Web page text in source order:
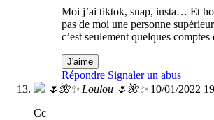
Moi j’ai tiktok, snap, insta… Et
pas de moi une personne
c’est seulement quelques comptes
J'aime
Répondre Signaler un abus
🌷🌺✨ Loulou 🌷🌺✨ 10/01/2022
Cc